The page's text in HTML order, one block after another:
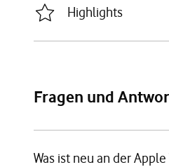
Highlights
Fragen und
Was ist neu an der Apple